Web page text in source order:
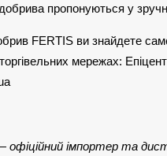
пропонуються у
FERTIS ви знайдете
мережах:
імпортер та